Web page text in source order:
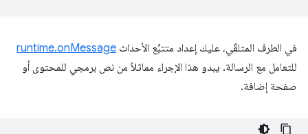
في الطرف المتلقّي، عليك إعداد متتبِّع الأحداث runtime.onMessage
للتعامل مع الرسالة. يبدو هذا الإجراء مماثلاً من نص برمجي للمحتوى أو
صفحة إضافة.